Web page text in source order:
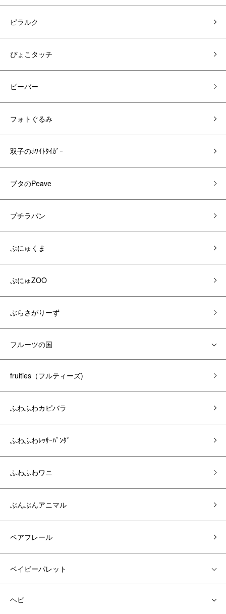
ピラルク
ぴょこタッチ
ビーバー
フォトぐるみ
双子のﾎﾜｲﾄﾀｲｶﾞｰ
ブタのPeave
プチラパン
ぷにゅくま
ぷにゅZOO
ぶらさがりーず
フルーツの国
fruities（フルティーズ)
ふわふわカピバラ
ふわふわﾚｯｻｰﾊﾟﾝﾀﾞ
ふわふわワニ
ぶんぶんアニマル
ベアフレール
ベイビーパレット
ヘビ